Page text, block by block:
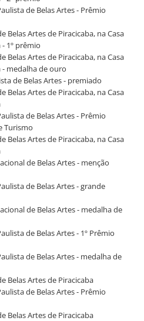
de Belas Artes - Prêmio
Belas Artes de Piracicaba, na Casa
1º prêmio
Belas Artes de Piracicaba, na Casa
- medalha de ouro
de Belas Artes - premiado
Belas Artes de Piracicaba, na Casa
de Belas Artes - Prêmio
Turismo
Belas Artes de Piracicaba, na Casa
de Belas Artes - menção
de Belas Artes - grande
de Belas Artes - medalha de
de Belas Artes - 1º Prêmio
de Belas Artes - medalha de
Belas Artes de Piracicaba
de Belas Artes - Prêmio
Belas Artes de Piracicaba